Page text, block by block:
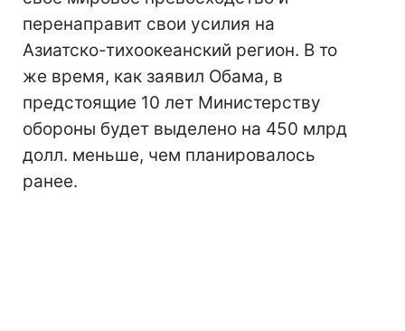
перенаправит свои усилия на
Азиатско-тихоокеанский регион. В то
же время, как заявил Обама, в
предстоящие 10 лет Министерству
обороны будет выделено на 450 млрд
долл. меньше, чем планировалось
ранее.